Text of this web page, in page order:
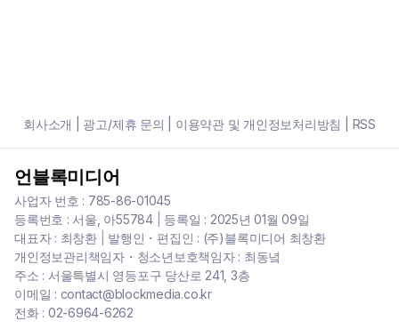
회사소개 광고/제휴 문의 이용약관 및 개인정보처리방침 RSS
언블록미디어
사업자 번호 : 785-86-01045
등록번호 : 서울, 아55784| 등록일 : 2025년 01월 09일
대표자 : 최창환| 발행인・편집인 : (주)블록미디어 최창환
개인정보관리책임자・청소년보호책임자 : 최동녘
주소 : 서울특별시 영등포구 당산로 241, 3층
이메일 : contact@blockmedia.co.kr
전화 : 02-6964-6262